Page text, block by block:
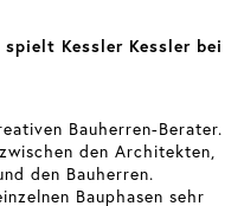
Kessler Kessler bei
Bauherren-Berater.
den Architekten,
den Bauherren.
Bauphasen sehr